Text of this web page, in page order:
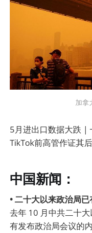
加拿
5月进出口数据大跌 |
TikTok前高管作证其
中国新闻：
• 二十大以来政治局
去年 10 月中共二十
有发布政治局会议的